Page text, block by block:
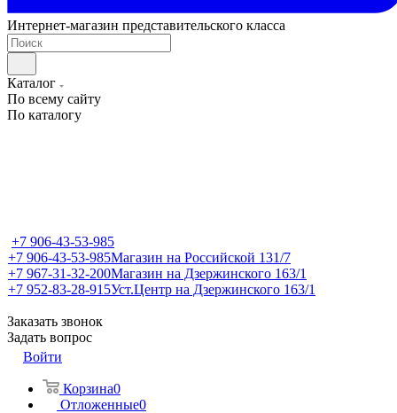
Интернет-магазин представительского класса
Каталог
По всему сайту
По каталогу
+7 906-43-53-985
+7 906-43-53-985Магазин на Российской 131/7
+7 967-31-32-200Магазин на Дзержинского 163/1
+7 952-83-28-915Уст.Центр на Дзержинского 163/1
Заказать звонок
Задать вопрос
Войти
Корзина0
Отложенные0